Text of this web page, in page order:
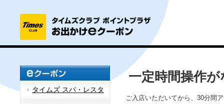
タイムズ スパ・レスタ
一定時間操作
ご入店いただいてから、30分間